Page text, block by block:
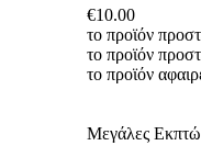
€10.00
το προϊόν
το προϊόν
το προϊόν
Μεγάλες